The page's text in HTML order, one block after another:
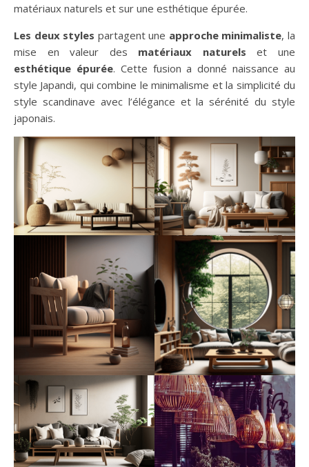
matériaux naturels et sur une esthétique épurée.
Les deux styles partagent une approche minimaliste, la
mise en valeur des matériaux naturels et une
esthétique épurée. Cette fusion a donné naissance au
style Japandi, qui combine le minimalisme et la simplicité du
style scandinave avec l’élégance et la sérénité du style
japonais.